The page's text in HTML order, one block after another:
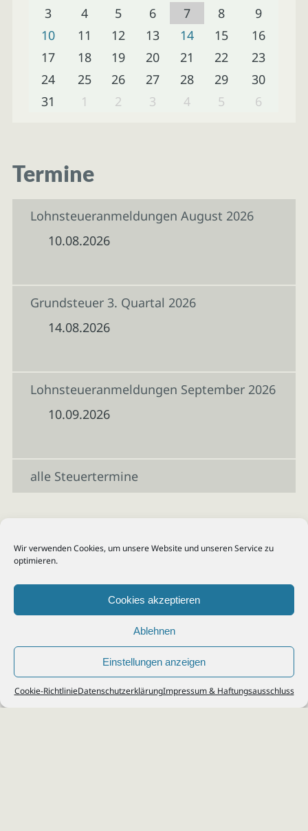
Wir verwenden Cookies, um unsere Website und unseren Service zu
optimieren.
Cookies akzeptieren
Ablehnen
Einstellungen anzeigen
Cookie-RichtlinieDatenschutzerklärungImpressum & Haftungsausschluss
3
4 5 6 7 8
9
10
11 12 13 14 15
16
17
18 19 20 21 22
23
24
25 26 27 28 29
30
31
1 2 3 4 5 6
Termine
Lohnsteueranmeldungen August 2026
10.08.2026
Grundsteuer 3. Quartal 2026
14.08.2026
Lohnsteueranmeldungen September 2026
10.09.2026
alle Steuertermine
© 2026Steuerberater Kempf, Köln - Steuerberatung Poll, Porz, Deutz, Mülheim,